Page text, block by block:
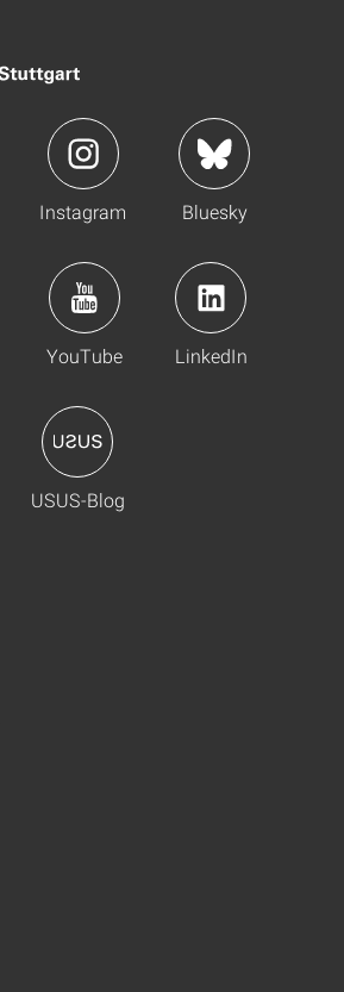
Instagram Bluesky
YouTube LinkedIn
USUS-Blog